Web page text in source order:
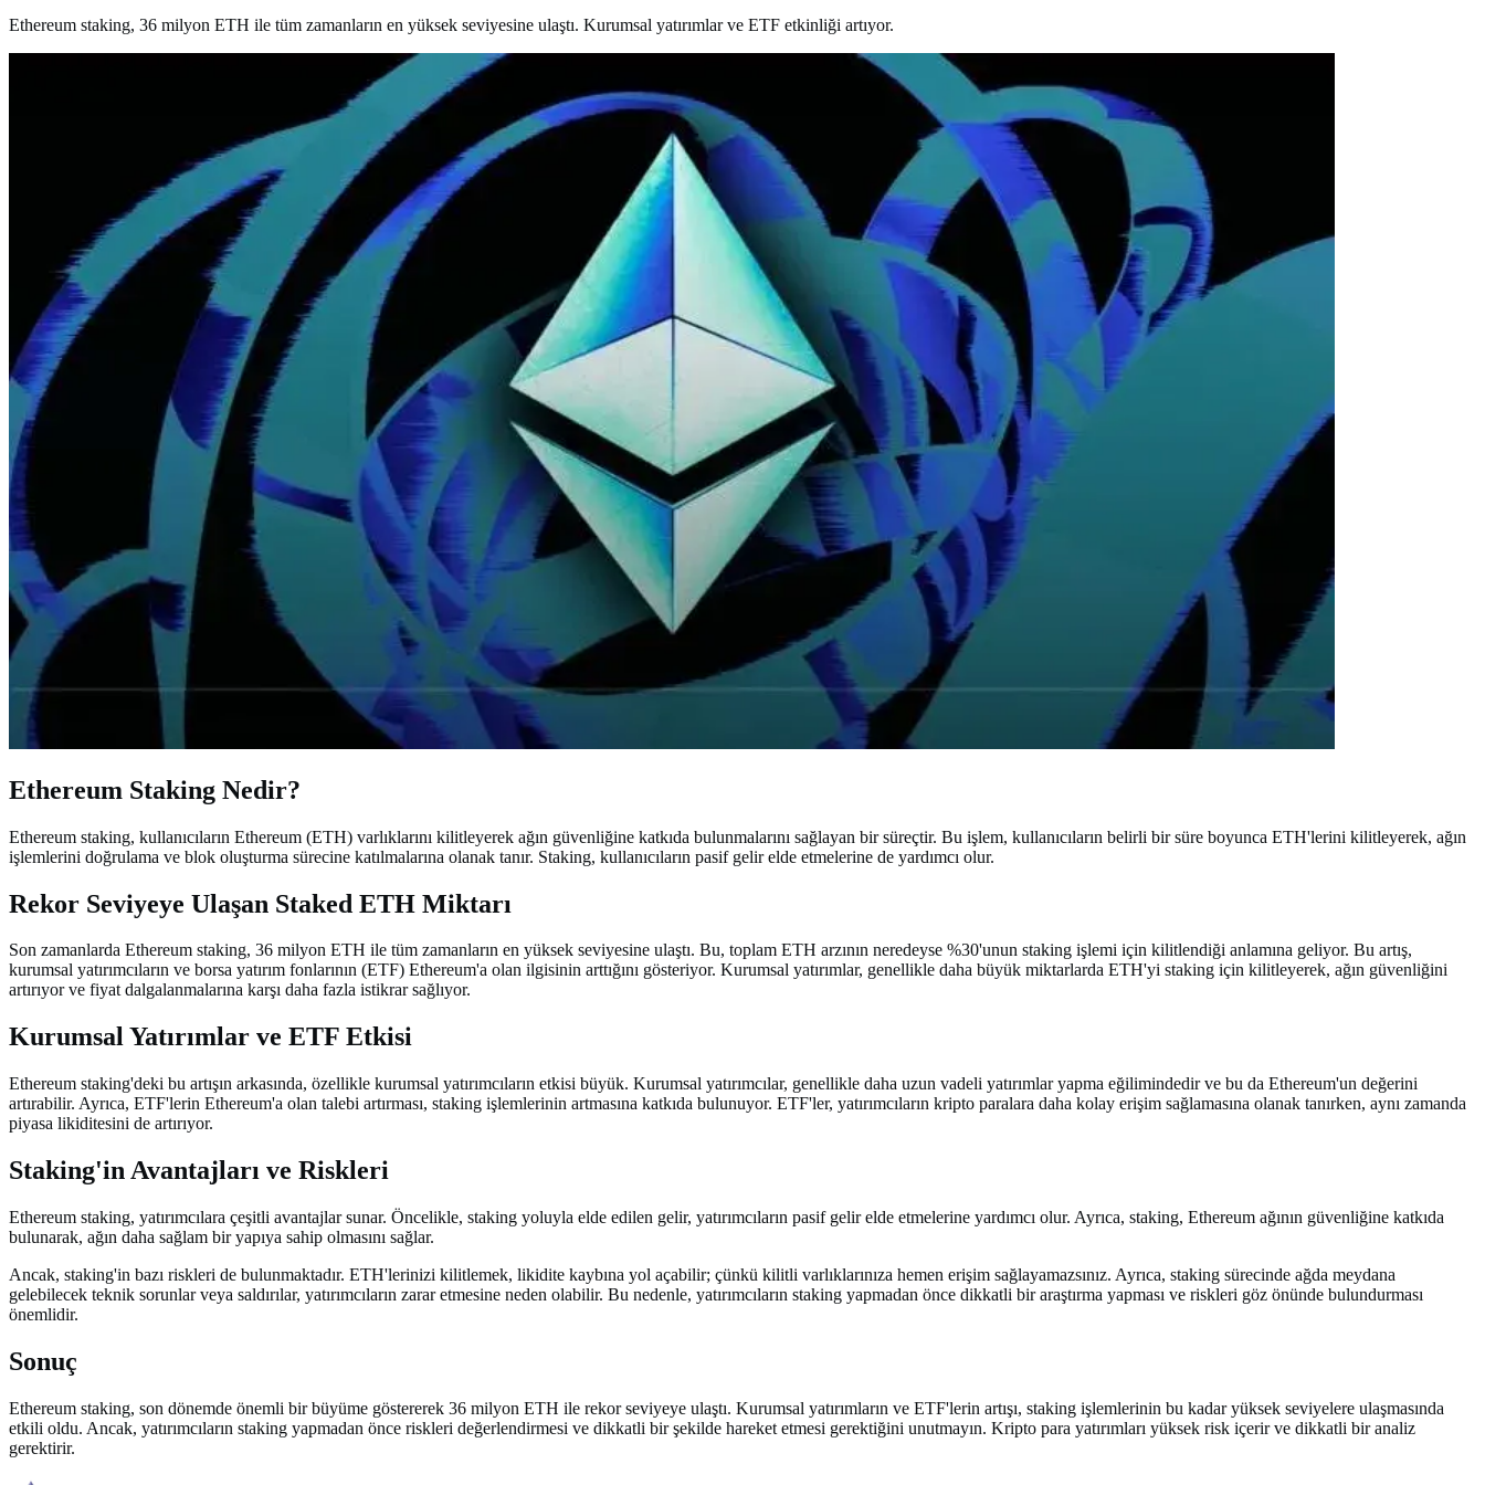
Ethereum staking, 36 milyon ETH ile tüm zamanların en yüksek seviyesine ulaştı. Kurumsal yatırımlar ve ETF etkinliği artıyor.
Ethereum Staking Nedir?
Ethereum staking, kullanıcıların Ethereum (ETH) varlıklarını kilitleyerek ağın güvenliğine katkıda bulunmalarını sağlayan bir süreçtir. Bu işlem, kullanıcıların belirli bir süre boyunca ETH'lerini kilitleyerek, ağın
işlemlerini doğrulama ve blok oluşturma sürecine katılmalarına olanak tanır. Staking, kullanıcıların pasif gelir elde etmelerine de yardımcı olur.
Rekor Seviyeye Ulaşan Staked ETH Miktarı
Son zamanlarda Ethereum staking, 36 milyon ETH ile tüm zamanların en yüksek seviyesine ulaştı. Bu, toplam ETH arzının neredeyse %30'unun staking işlemi için kilitlendiği anlamına geliyor. Bu artış,
kurumsal yatırımcıların ve borsa yatırım fonlarının (ETF) Ethereum'a olan ilgisinin arttığını gösteriyor. Kurumsal yatırımlar, genellikle daha büyük miktarlarda ETH'yi staking için kilitleyerek, ağın güvenliğini
artırıyor ve fiyat dalgalanmalarına karşı daha fazla istikrar sağlıyor.
Kurumsal Yatırımlar ve ETF Etkisi
Ethereum staking'deki bu artışın arkasında, özellikle kurumsal yatırımcıların etkisi büyük. Kurumsal yatırımcılar, genellikle daha uzun vadeli yatırımlar yapma eğilimindedir ve bu da Ethereum'un değerini
artırabilir. Ayrıca, ETF'lerin Ethereum'a olan talebi artırması, staking işlemlerinin artmasına katkıda bulunuyor. ETF'ler, yatırımcıların kripto paralara daha kolay erişim sağlamasına olanak tanırken, aynı zamanda
piyasa likiditesini de artırıyor.
Staking'in Avantajları ve Riskleri
Ethereum staking, yatırımcılara çeşitli avantajlar sunar. Öncelikle, staking yoluyla elde edilen gelir, yatırımcıların pasif gelir elde etmelerine yardımcı olur. Ayrıca, staking, Ethereum ağının güvenliğine katkıda
bulunarak, ağın daha sağlam bir yapıya sahip olmasını sağlar.
Ancak, staking'in bazı riskleri de bulunmaktadır. ETH'lerinizi kilitlemek, likidite kaybına yol açabilir; çünkü kilitli varlıklarınıza hemen erişim sağlayamazsınız. Ayrıca, staking sürecinde ağda meydana
gelebilecek teknik sorunlar veya saldırılar, yatırımcıların zarar etmesine neden olabilir. Bu nedenle, yatırımcıların staking yapmadan önce dikkatli bir araştırma yapması ve riskleri göz önünde bulundurması
önemlidir.
Sonuç
Ethereum staking, son dönemde önemli bir büyüme göstererek 36 milyon ETH ile rekor seviyeye ulaştı. Kurumsal yatırımların ve ETF'lerin artışı, staking işlemlerinin bu kadar yüksek seviyelere ulaşmasında
etkili oldu. Ancak, yatırımcıların staking yapmadan önce riskleri değerlendirmesi ve dikkatli bir şekilde hareket etmesi gerektiğini unutmayın. Kripto para yatırımları yüksek risk içerir ve dikkatli bir analiz
gerektirir.